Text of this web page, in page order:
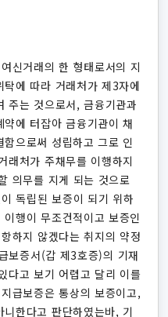
신거래의 한 형태로서의 지
에 따라 거래처가 제3자에
주는 것으로서, 금융기관과
에 터잡아 금융기관이 채
으로써 성립하고 그로 인
래처가 주채무를 이행하지
의무를 지게 되는 것으로
독립된 보증이 되기 위하
행이 무조건적이고 보증인
하지 않겠다는 취지의 약정
보증서(갑 제3호증)의 기재
다고 보기 어렵고 달리 이를
급보증은 통상의 보증이고,
한다고 판단하였는바, 기